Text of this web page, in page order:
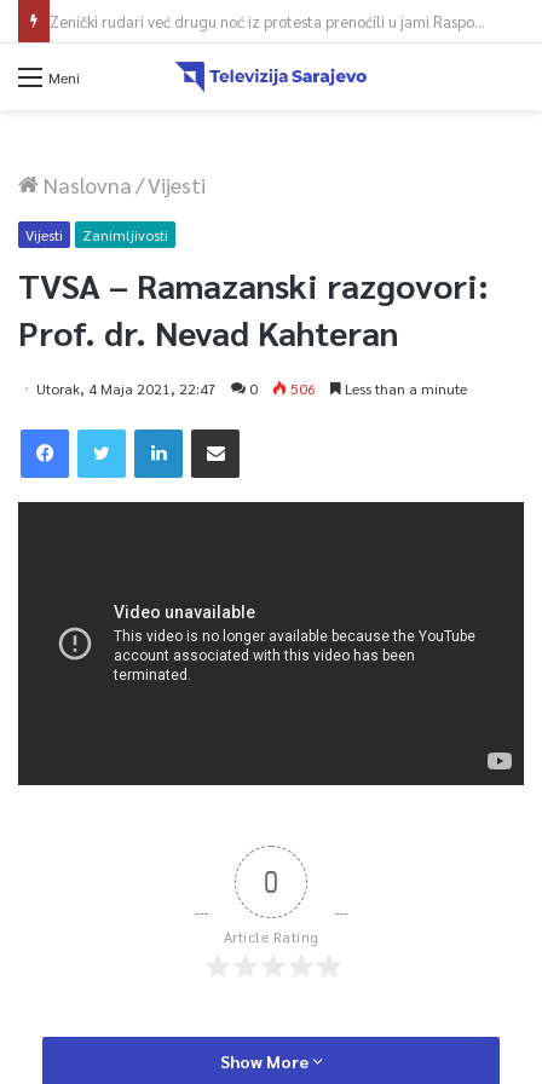
Žiško o 2. KUNST Market & Sarajevo Art Pikniku: “Nastojimo da svake godine ponudimo više događaja” (video)
Meni
Naslovna/Vijesti
Vijesti Zanimljivosti
TVSA – Ramazanski razgovori:
Prof. dr. Nevad Kahteran
Utorak, 4 Maja 2021, 22:47 0 506 Less than a minute
0
Article Rating
Show More